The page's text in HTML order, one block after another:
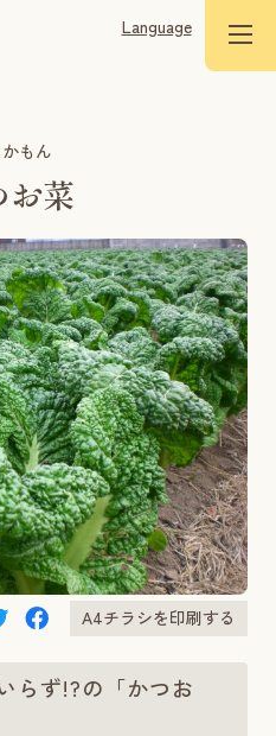
Language
もん
お菜
A4チラシを印刷する
らず!?の「かつお